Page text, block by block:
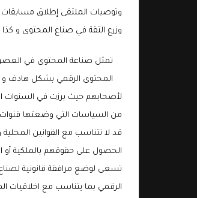
وتوصيات الملتقى إطلاق
وزرع الثقة في صناع المحتوى و
تمثل صناعة المحتوى في العصر
المحتوى الرقمي بشكل هادف و
لأصحابهم حيث برزت في السنوات
من السياسات التي وضعتها قنوات
قد لا تتناسب مع القوانين
الحصول على حقوقهم بالملكية
تسعى لوضع مرافقة قانونية
الرقمي بما يتناسب مع